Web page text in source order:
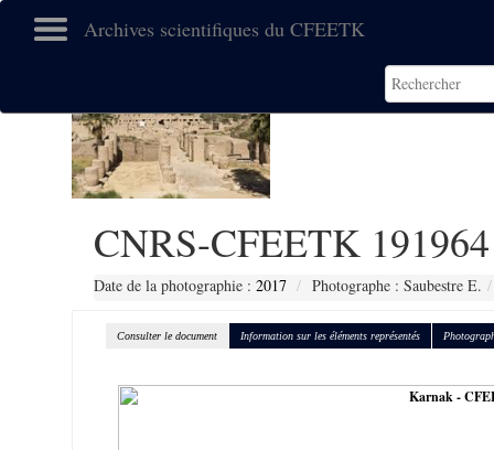
Archives scientifiques du CFEETK
CNRS-CFEETK 191964
Date de la photographie : 2017 Photographe : Saubestre E.
Consulter le document Information sur les éléments représentés